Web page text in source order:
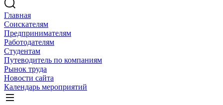
Главная
Соискателям
Предпринимателям
Работодателям
Студентам
Путеводитель по компаниям
Рынок труда
Новости сайта
Календарь мероприятий